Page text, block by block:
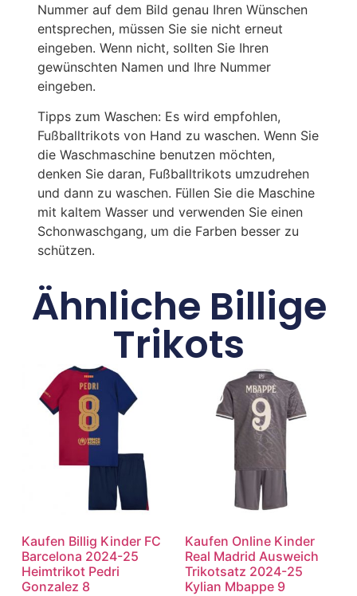
Nummer auf dem Bild genau Ihren Wünschen
entsprechen, müssen Sie sie nicht erneut
eingeben. Wenn nicht, sollten Sie Ihren
gewünschten Namen und Ihre Nummer
eingeben.
Tipps zum Waschen: Es wird empfohlen,
Fußballtrikots von Hand zu waschen. Wenn Sie
die Waschmaschine benutzen möchten,
denken Sie daran, Fußballtrikots umzudrehen
und dann zu waschen. Füllen Sie die Maschine
mit kaltem Wasser und verwenden Sie einen
Schonwaschgang, um die Farben besser zu
schützen.
Ähnliche Billige
Trikots
Kaufen Billig Kinder FC
Barcelona 2024-25
Heimtrikot Pedri
Gonzalez 8
Kaufen Online Kinder
Real Madrid Ausweich
Trikotsatz 2024-25
Kylian Mbappe 9